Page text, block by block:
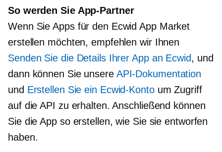
So werden Sie App-Partner
Wenn Sie Apps für den Ecwid App Market
erstellen möchten, empfehlen wir Ihnen
Senden Sie die Details Ihrer App an Ecwid, und
dann können Sie unsere API-Dokumentation
und Erstellen Sie ein Ecwid-Kontoum Zugriff
auf die API zu erhalten. Anschließend können
Sie die App so erstellen, wie Sie sie entworfen
haben.